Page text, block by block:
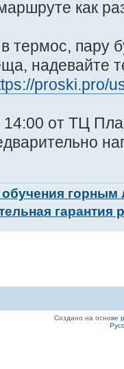
как
термос, пару
надевайте
proski.pro/
14:00 от ТЦ
гарантия
Создано на основе